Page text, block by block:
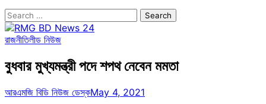
Search
for:
রাজনীতিলীড নিউজ
বুধবার মুখ্যমন্ত্রী পদে শপথ নেবেন মমতা
আরএমজি বিডি নিউজ ডেস্কMay 4, 2021